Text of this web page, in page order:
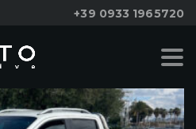
+39 0933 1965720